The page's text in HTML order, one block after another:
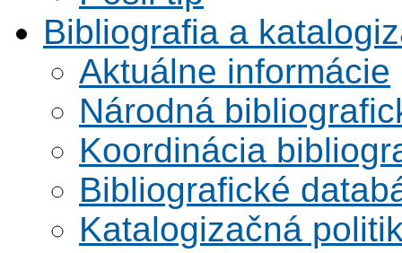
Bibliografia a
Aktuálne informácie
Národná
Koordinácia
Bibliografické
Katalogizačná